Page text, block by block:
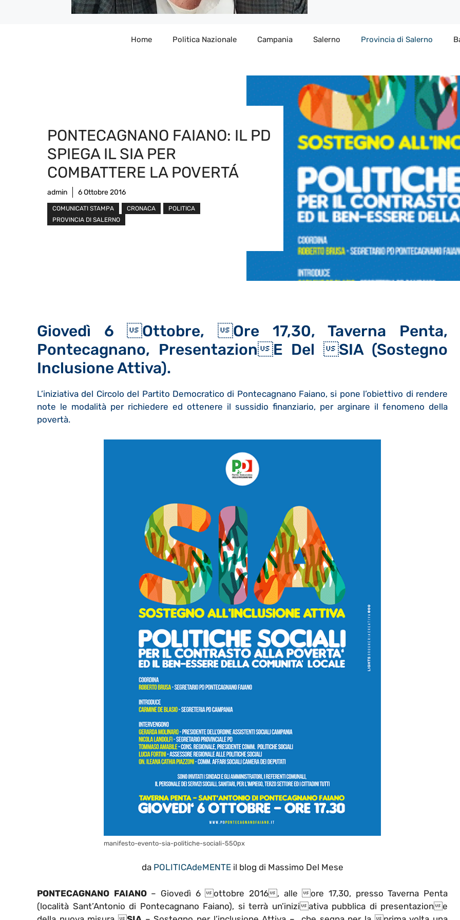
Home Politica Nazionale Campania Salerno Provincia di Salerno
PONTECAGNANO FAIANO: IL PD
SPIEGA IL SIA PER
COMBATTERE LA POVERTÁ
admin 6 Ottobre 2016
COMUNICATI STAMPA CRONACA
POLITICA
PROVINCIA DI SALERNO
Giovedì 6 ottobre, ore 17,30, Taverna Penta,
Pontecagnano, Presentazione Del SIA (Sostegno
Inclusione Attiva).
L’iniziativa del Circolo del Partito Democratico di Pontecagnano Faiano, si pone l’obiettivo di rendere
note le modalità per richiedere ed ottenere il sussidio finanziario, per arginare il fenomeno della
povertà.
manifesto-evento-sia-politiche-sociali-550px
da POLITICAdeMENTEil blog di Massimo Del Mese
PONTECAGNANO FAIANO– Giovedì 6 ottobre 2016, alle ore 17,30, presso Taverna Penta
(località Sant’Antonio di Pontecagnano Faiano), si terrà un’iniziativa pubblica di presentazione